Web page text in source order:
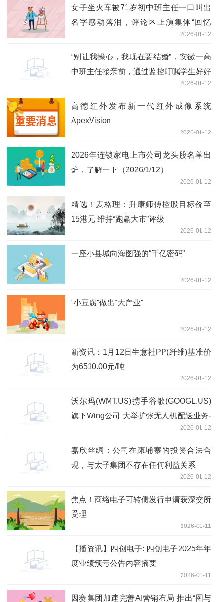
女子坐火车被71岁初中班主任一口叫出
名字感动落泪，评论区上演集体“回忆
2026-01-12
“别让我操心，我现在要结婚”，安徽一高
中班主任接亲前，通过监控叮嘱学生好好
2026-01-12
高德红外发布新一代红外成像系统
ApexVision
2026-01-12
2026年连锁家电上市公司龙头股名单出
炉，了解一下（2026/1/12）
2026-01-12
精选！麦格理：升康师傅控股目标价至
15港元 维持“跑赢大市”评级
2026-01-12
一座小县城向海图强的“千亿密码”
2026-01-12
“小豆腐”做出“大产业”
2026-01-12
新资讯：1月12日生意社PP(纤维)基准价
为6510.00元/吨
2026-01-12
沃尔玛(WMT.US)携手谷歌(GOOGL.US)
旗下Wing公司 大举扩张无人机配送业务-
2026-01-12
嘉欣丝绸：公司在柬埔寨的投资合法合
规，与太子集团不存在任何利益关系
2026-01-12
焦点！商络电子可转债发行申请获深交所
受理
2026-01-11
【播资讯】四创电子: 四创电子2025年年
度业绩预亏公告内容摘要
2026-01-11
因赛集团加速完善AI营销布局 推出“图与